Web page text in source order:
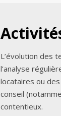
L’évolution des
l’analyse
locataires ou
conseil
contentieux.